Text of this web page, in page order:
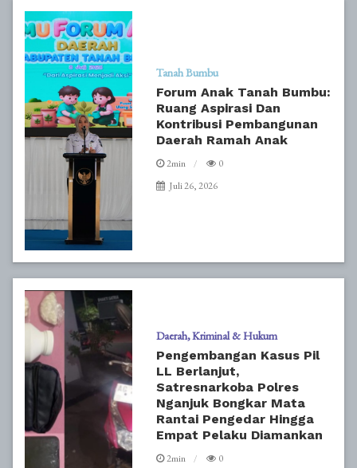
Tanah Bumbu
Forum Anak Tanah Bumbu:
Ruang Aspirasi Dan
Kontribusi Pembangunan
Daerah Ramah Anak
2min
0
Juli 26, 2026
Daerah Kriminal & Hukum
Pengembangan Kasus Pil
LL Berlanjut,
Satresnarkoba Polres
Nganjuk Bongkar Mata
Rantai Pengedar Hingga
Empat Pelaku Diamankan
2min
0